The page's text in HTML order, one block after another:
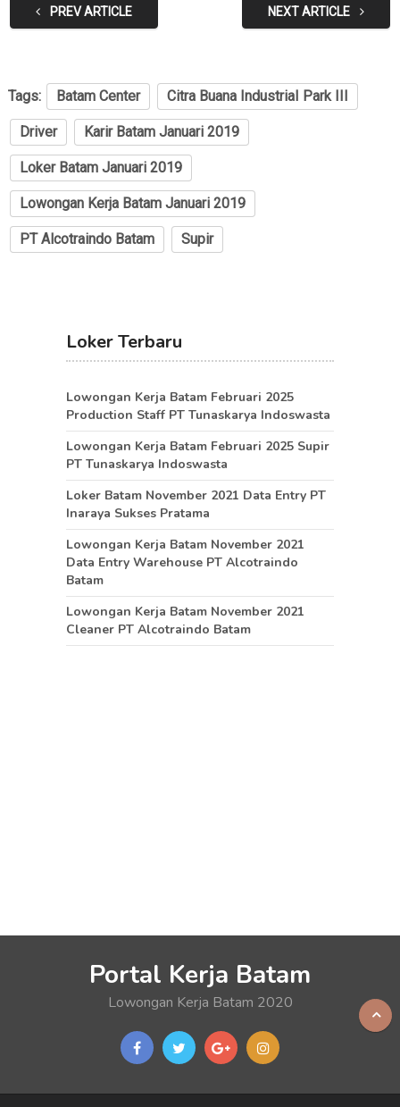
PREV ARTICLE NEXT ARTICLE
Tags: Batam Center Citra Buana IndustriaI Park III
Driver Karir Batam Januari 2019
Loker Batam Januari 2019
Lowongan Kerja Batam Januari 2019
PT Alcotraindo Batam Supir
Loker Terbaru
Lowongan Kerja Batam Februari 2025
Production Staff PT Tunaskarya Indoswasta
Lowongan Kerja Batam Februari 2025 Supir
PT Tunaskarya Indoswasta
Loker Batam November 2021 Data Entry PT
Inaraya Sukses Pratama
Lowongan Kerja Batam November 2021
Data Entry Warehouse PT Alcotraindo
Batam
Lowongan Kerja Batam November 2021
Cleaner PT Alcotraindo Batam
Portal Kerja Batam
Lowongan Kerja Batam 2020